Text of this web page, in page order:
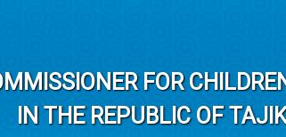
FOR
IN THE REPUBLIC OF